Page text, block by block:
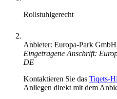
Rollstuhlgerecht
Anbieter: Europa-Park
Eingetragene Anschrift:
DE
Kontaktieren Sie das Tiqets-
Anliegen direkt mit dem